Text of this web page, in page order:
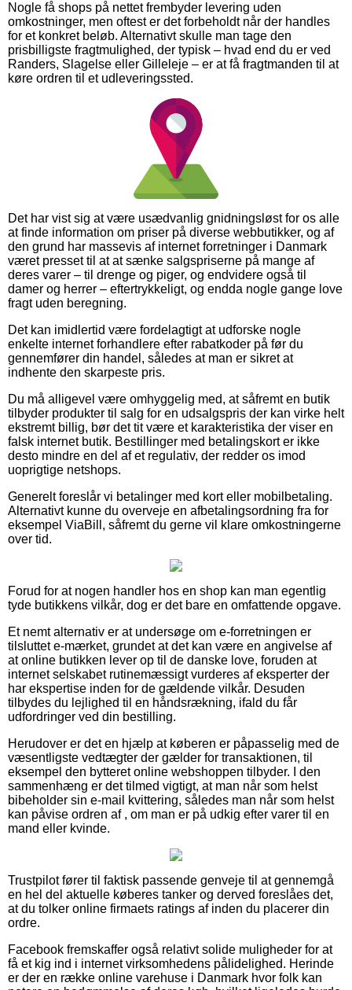
Nogle få shops på nettet frembyder levering uden
omkostninger, men oftest er det forbeholdt når der handles
for et konkret beløb. Alternativt skulle man tage den
prisbilligste fragtmulighed, der typisk – hvad end du er ved
Randers, Slagelse eller Gilleleje – er at få fragtmanden til at
køre ordren til et udleveringssted.
Det har vist sig at være usædvanlig gnidningsløst for os alle
at finde information om priser på diverse webbutikker, og af
den grund har massevis af internet forretninger i Danmark
været presset til at at sænke salgspriserne på mange af
deres varer – til drenge og piger, og endvidere også til
damer og herrer – eftertrykkeligt, og endda nogle gange love
fragt uden beregning.
Det kan imidlertid være fordelagtigt at udforske nogle
enkelte internet forhandlere efter rabatkoder på før du
gennemfører din handel, således at man er sikret at
indhente den skarpeste pris.
Du må alligevel være omhyggelig med, at såfremt en butik
tilbyder produkter til salg for en udsalgspris der kan virke helt
ekstremt billig, bør det tit være et karakteristika der viser en
falsk internet butik. Bestillinger med betalingskort er ikke
desto mindre en del af et regulativ, der redder os imod
uoprigtige netshops.
Generelt foreslår vi betalinger med kort eller mobilbetaling.
Alternativt kunne du overveje en afbetalingsordning fra for
eksempel ViaBill, såfremt du gerne vil klare omkostningerne
over tid.
Forud for at nogen handler hos en shop kan man egentlig
tyde butikkens vilkår, dog er det bare en omfattende opgave.
Et nemt alternativ er at undersøge om e-forretningen er
tilsluttet e-mærket, grundet at det kan være en angivelse af
at online butikken lever op til de danske love, foruden at
internet selskabet rutinemæssigt vurderes af eksperter der
har ekspertise inden for de gældende vilkår. Desuden
tilbydes du lejlighed til en håndsrækning, ifald du får
udfordringer ved din bestilling.
Herudover er det en hjælp at køberen er påpasselig med de
væsentligste vedtægter der gælder for transaktionen, til
eksempel den bytteret online webshoppen tilbyder. I den
sammenhæng er det tilmed vigtigt, at man når som helst
bibeholder sin e-mail kvittering, således man når som helst
kan påvise ordren af , om man er på udkig efter varer til en
mand eller kvinde.
Trustpilot fører til faktisk passende genveje til at gennemgå
en hel del aktuelle køberes tanker og derved foreslåes det,
at du tolker online firmaets ratings af inden du placerer din
ordre.
Facebook fremskaffer også relativt solide muligheder for at
få et kig ind i internet virksomhedens pålidelighed. Herinde
er der en række online varehuse i Danmark hvor folk kan